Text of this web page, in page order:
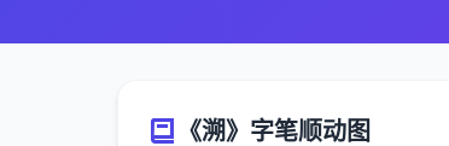
《溯》字笔顺动图